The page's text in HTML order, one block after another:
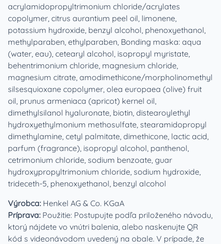
acrylamidopropyltrimonium chloride/acrylates
copolymer, citrus aurantium peel oil, limonene,
potassium hydroxide, benzyl alcohol, phenoxyethanol,
methylparaben, ethylparaben, Bonding maska: aqua
(water, eau), cetearyl alcohol, isopropyl myristate,
behentrimonium chloride, magnesium chloride,
magnesium citrate, amodimethicone/morpholinomethyl
silsesquioxane copolymer, olea europaea (olive) fruit
oil, prunus armeniaca (apricot) kernel oil,
dimethylsilanol hyaluronate, biotin, distearoylethyl
hydroxyethylmonium methosulfate, stearamidopropyl
dimethylamine, cetyl palmitate, dimethicone, lactic acid,
parfum (fragrance), isopropyl alcohol, panthenol,
cetrimonium chloride, sodium benzoate, guar
hydroxypropyltrimonium chloride, sodium hydroxide,
trideceth-5, phenoxyethanol, benzyl alcohol
Výrobca: Henkel AG & Co. KGaA
Príprava: Použitie: Postupujte podľa priloženého návodu,
ktorý nájdete vo vnútri balenia, alebo naskenujte QR
kód s videonávodom uvedený na obale. V prípade, že